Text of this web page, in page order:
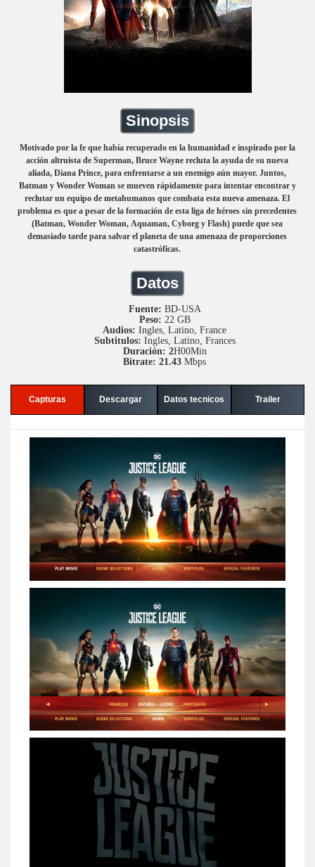
Sinopsis
Motivado por la fe que había recuperado en la humanidad e inspirado por la
acción altruista de Superman, Bruce Wayne recluta la ayuda de su nueva
aliada, Diana Prince, para enfrentarse a un enemigo aún mayor. Juntos,
Batman y Wonder Woman se mueven rápidamente para intentar encontrar y
reclutar un equipo de metahumanos que combata esta nueva amenaza. El
problema es que a pesar de la formación de esta liga de héroes sin precedentes
(Batman, Wonder Woman, Aquaman, Cyborg y Flash) puede que sea
demasiado tarde para salvar el planeta de una amenaza de proporciones
catastróficas.
Datos
Fuente: BD-USA
Peso: 22 GB
Audios: Ingles, Latino, France
Subtitulos: Ingles, Latino, Frances
Duración: 2H00Min
Bitrate: 21.43 Mbps
Capturas Descargar Datos tecnicos Trailer